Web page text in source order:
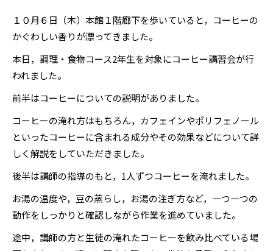
１０月６日（木）本館１階廊下を歩いていると，コーヒーの
かぐわしい香りが漂ってきました。
本日，調理・食物コース2年生を対象にコーヒー講習会が行
われました。
前半はコーヒーについての説明がありました。
コーヒーの淹れ方はもちろん，カフェインやポリフェノール
といったコーヒーに含まれる成分やその効果などについて詳
しく解説をしていただきました。
後半は講師の指導のもと，1人ずつコーヒーを淹れました。
お湯の温度や，豆の蒸らし，お湯の注ぎ方など，一つ一つの
動作をしっかりと確認しながら作業を進めていました。
途中，講師の方と生徒の淹れたコーヒーを飲み比べている場